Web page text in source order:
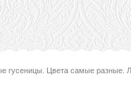
гусеницы. Цвета самые разные.